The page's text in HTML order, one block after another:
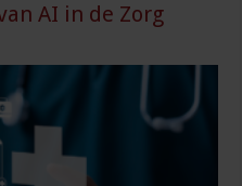
AI in de Zorg